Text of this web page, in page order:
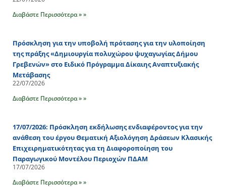
Διαβάστε Περισσότερα » »
Πρόσκληση για την υποβολή πρότασης για την υλοποίηση
της πράξης «Δημιουργία πολυχώρου ψυχαγωγίας Δήμου
Γρεβενών» στο Ειδικό Πρόγραμμα Δίκαιης Αναπτυξιακής
Μετάβασης
22/07/2026
Διαβάστε Περισσότερα » »
17/07/2026: Πρόσκληση εκδήλωσης ενδιαφέροντος για την
ανάθεση του έργου Θεματική Αξιολόγηση Δράσεων Κλασικής
Επιχειρηματικότητας για τη Διαφοροποίηση του
Παραγωγικού Μοντέλου Περιοχών ΠΔΑΜ
17/07/2026
Διαβάστε Περισσότερα » »